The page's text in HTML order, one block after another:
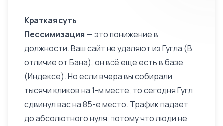
Краткая суть
Пессимизация — это понижение в
должности. Ваш сайт не удаляют из Гугла (В
отличие отБана), он всё еще есть в базе
(Индексе). Но если вчера вы собирали
тысячи кликов на 1-м месте, то сегодня Гугл
сдвинул вас на 85-е место. Трафик падает
до абсолютного нуля, потому что люди не